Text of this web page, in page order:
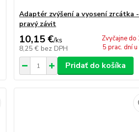
Adaptér zvýšení a vyosení zrcátka
pravý závit
10,15 €/ks
8,25 € bez DPH
Zvyčajne do
5 prac. dní u
Pridať do košíka